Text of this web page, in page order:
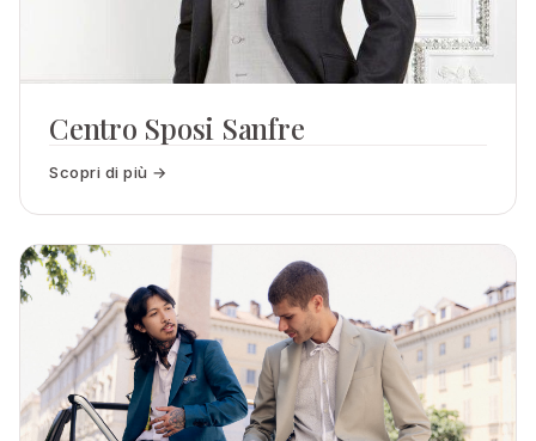
Centro Sposi Sanfre
Scopri di più →